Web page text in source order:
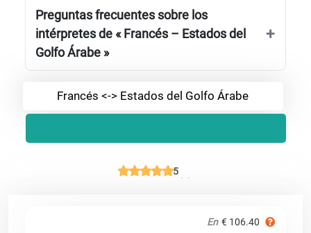
Preguntas frecuentes sobre los
intérpretes de « Francés – Estados del
Golfo Árabe »
Francés <-> Estados del Golfo Árabe
5
En € 106.40